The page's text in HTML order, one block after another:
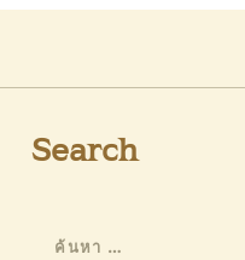
Search